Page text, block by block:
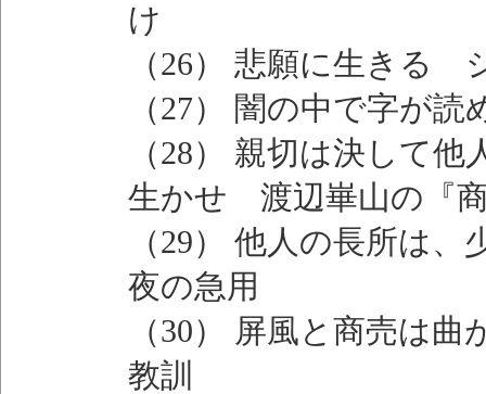
け
（26） 悲願に生きる
（27） 闇の中で字が
（28） 親切は決して
生かせ 渡辺崋山の『
（29） 他人の長所は
夜の急用
（30） 屏風と商売は
教訓